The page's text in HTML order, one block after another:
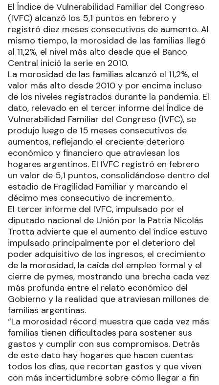
El Índice de Vulnerabilidad Familiar del Congreso
(IVFC) alcanzó los 5,1 puntos en febrero y
registró diez meses consecutivos de aumento. Al
mismo tiempo, la morosidad de las familias llegó
al 11,2%, el nivel más alto desde que el Banco
Central inició la serie en 2010.
La morosidad de las familias alcanzó el 11,2%, el
valor más alto desde 2010 y por encima incluso
de los niveles registrados durante la pandemia. El
dato, relevado en el tercer informe del Índice de
Vulnerabilidad Familiar del Congreso (IVFC), se
produjo luego de 15 meses consecutivos de
aumentos, reflejando el creciente deterioro
económico y financiero que atraviesan los
hogares argentinos. El IVFC registró en febrero
un valor de 5,1 puntos, consolidándose dentro del
estadio de Fragilidad Familiar y marcando el
décimo mes consecutivo de incremento.
El tercer informe del IVFC, impulsado por el
diputado nacional de Unión por la Patria Nicolás
Trotta advierte que el aumento del índice estuvo
impulsado principalmente por el deterioro del
poder adquisitivo de los ingresos, el crecimiento
de la morosidad, la caída del empleo formal y el
cierre de pymes, mostrando una brecha cada vez
más profunda entre el relato económico del
Gobierno y la realidad que atraviesan millones de
familias argentinas.
“La morosidad récord muestra que cada vez más
familias tienen dificultades para sostener sus
gastos y cumplir con sus compromisos. Detrás
de este dato hay hogares que hacen cuentas
todos los días, que recortan gastos y que viven
con más incertidumbre sobre cómo llegar a fin